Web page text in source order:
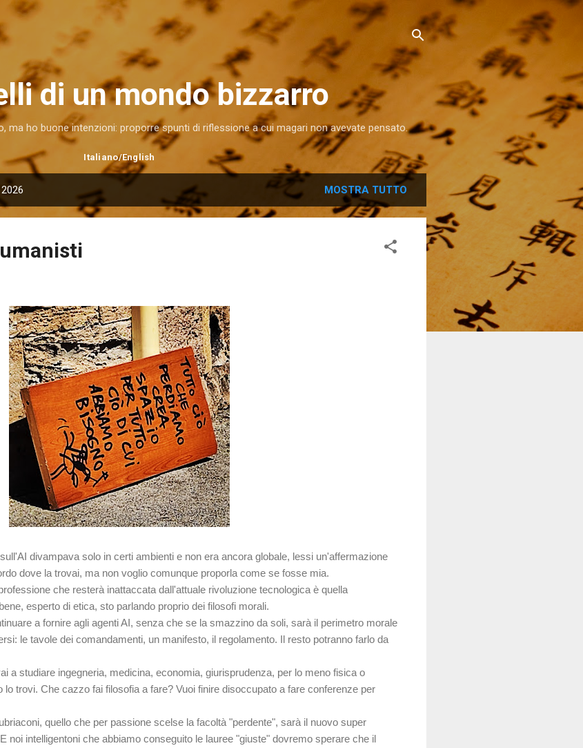
Passa ai contenuti principali
di un mondo bizzarro
ma ho buone intenzioni: proporre spunti di riflessione a cui magari non avevate pensato.
Italiano/English
MOSTRA TUTTO
divampava solo in certi ambienti e non era ancora globale, lessi un'affermazione
dove la trovai, ma non voglio comunque proporla come se fosse mia.
che resterà inattaccata dall'attuale rivoluzione tecnologica è quella
esperto di etica, sto parlando proprio dei filosofi morali.
a fornire agli agenti AI, senza che se la smazzino da soli, sarà il perimetro morale
le tavole dei comandamenti, un manifesto, il regolamento. Il resto potranno farlo da
a studiare ingegneria, medicina, economia, giurisprudenza, per lo meno fisica o
trovi. Che cazzo fai filosofia a fare? Vuoi finire disoccupato a fare conferenze per
quello che per passione scelse la facoltà "perdente", sarà il nuovo super
noi intelligentoni che abbiamo conseguito le lauree "giuste" dovremo sperare che il